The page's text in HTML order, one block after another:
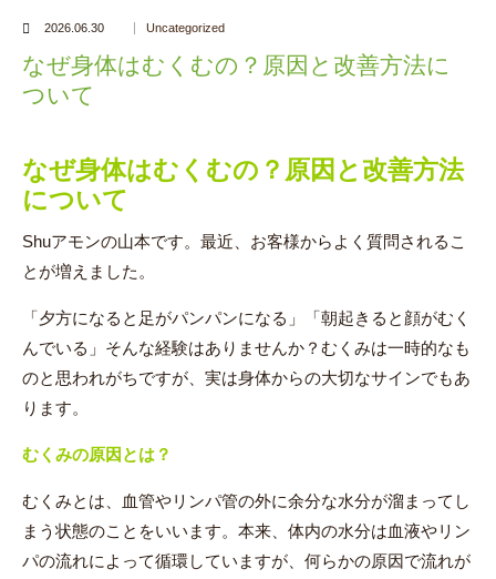
2026.06.30 Uncategorized
なぜ身体はむくむの？原因と改善方法に
ついて
なぜ身体はむくむの？原因と改善方法
について
Shuアモンの山本です。最近、お客様からよく質問されるこ
とが増えました。
「夕方になると足がパンパンになる」「朝起きると顔がむく
んでいる」そんな経験はありませんか？むくみは一時的なも
のと思われがちですが、実は身体からの大切なサインでもあ
ります。
むくみの原因とは？
むくみとは、血管やリンパ管の外に余分な水分が溜まってし
まう状態のことをいいます。本来、体内の水分は血液やリン
パの流れによって循環していますが、何らかの原因で流れが